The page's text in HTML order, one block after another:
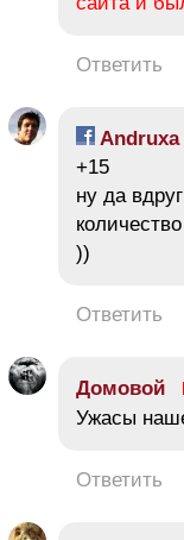
Ответить
+15
ну да
))
Ответить
Домовой
Ужасы
Ответить